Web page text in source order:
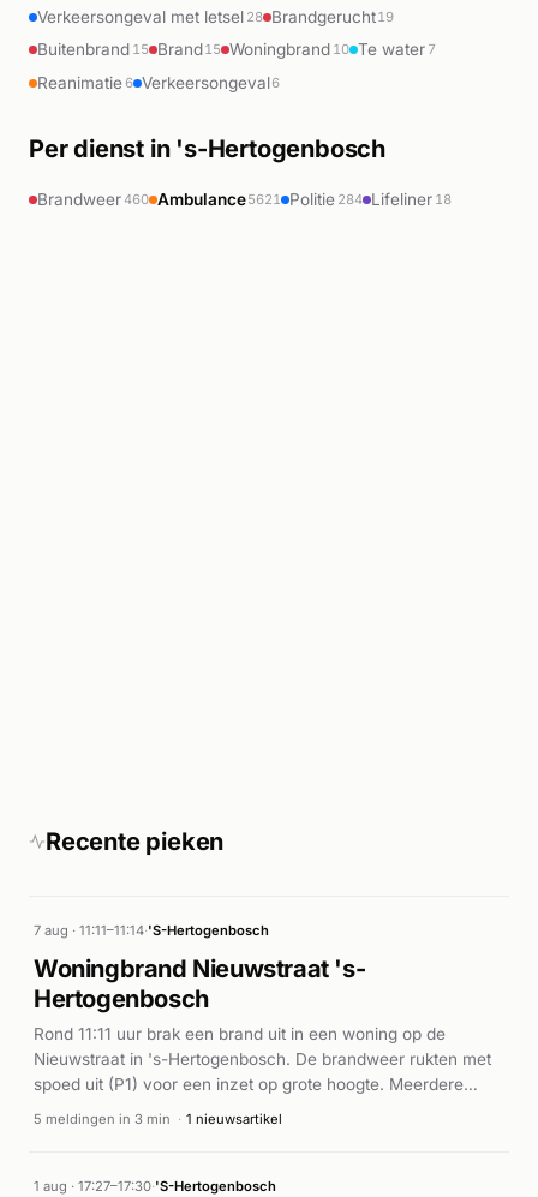
Verkeersongeval met letsel 28 Brandgerucht19
Buitenbrand 15 Brand15 Woningbrand 10 Te water 7
Reanimatie 6 Verkeersongeval6
Per dienst in 's-Hertogenbosch
Brandweer460 Ambulance5621 Politie 284 Lifeliner 18
Recente pieken
7 aug · 11:11–11:14·'S-Hertogenbosch
Woningbrand Nieuwstraat 's-
Hertogenbosch
Rond 11:11 uur brak een brand uit in een woning op de
Nieuwstraat in 's-Hertogenbosch. De brandweer rukten met
spoed uit (P1) voor een inzet op grote hoogte. Meerdere
eenheden werden gealarmeerd ter bestrijding van het
bekend.
5 meldingen in 3 min · 1 nieuwsartikel
1 aug · 17:27–17:30·'S-Hertogenbosch